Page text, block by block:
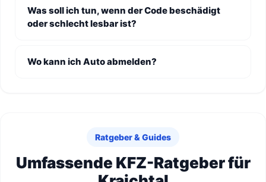
Was soll ich tun, wenn der Code beschädigt
oder schlecht lesbar ist?
Wo kann ich Auto abmelden?
Ratgeber & Guides
Umfassende KFZ-Ratgeber für